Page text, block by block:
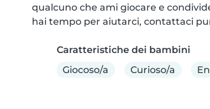
qualcuno che ami giocare e
hai tempo per aiutarci, contattaci
Caratteristiche dei bambini
Giocoso/a
Curioso/a